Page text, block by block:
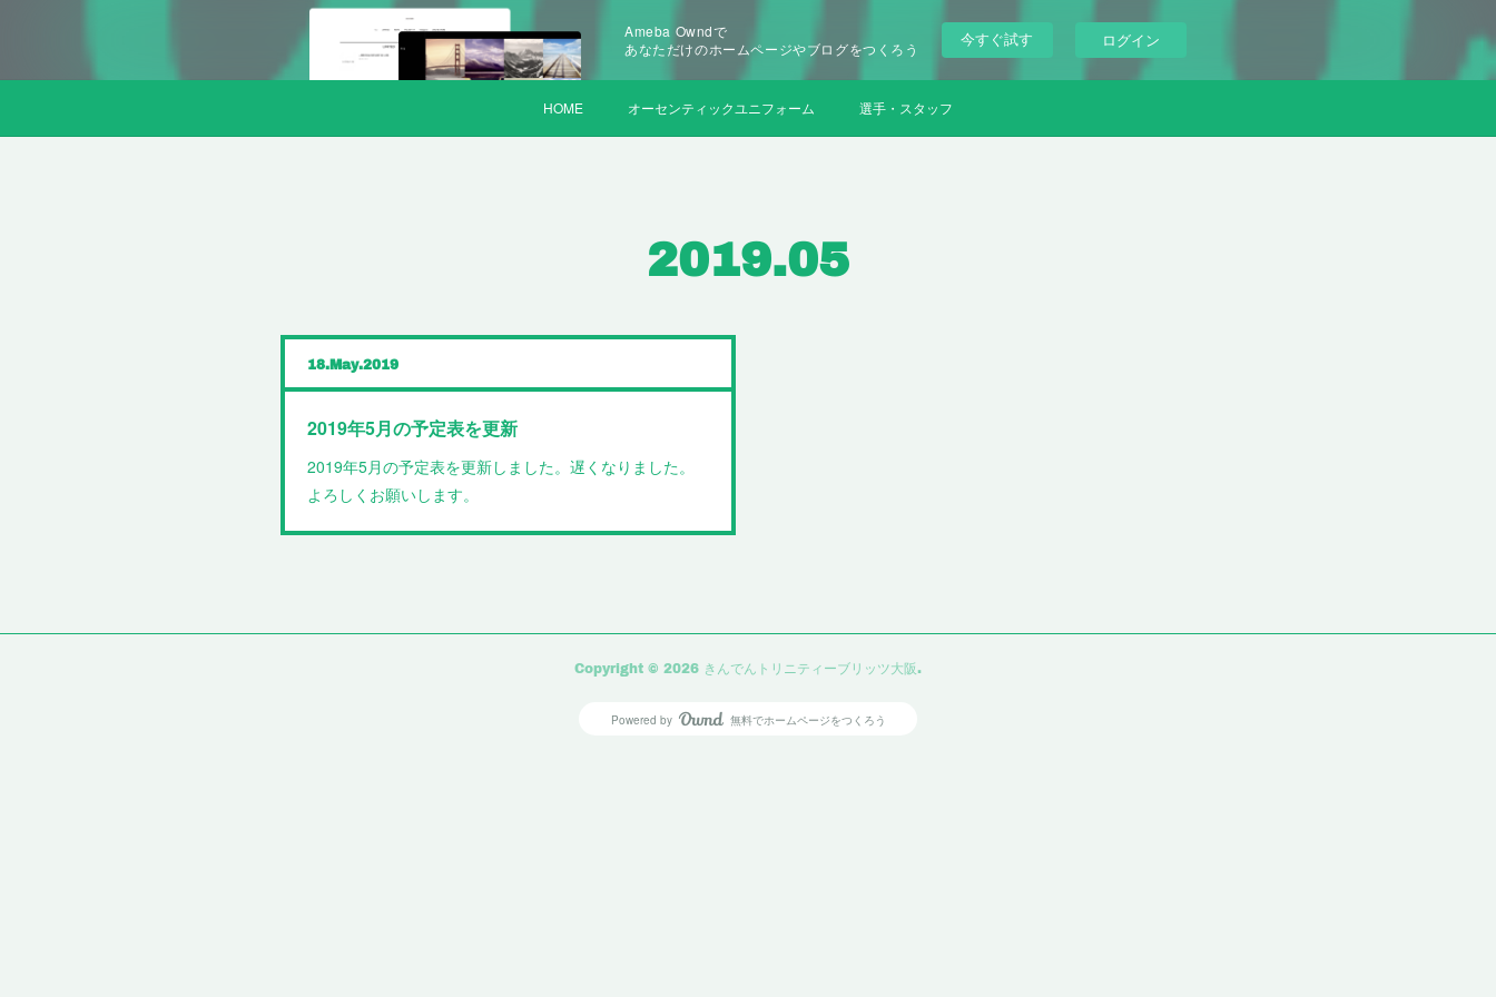
Ameba Owndで
あなただけのホームページやブログをつくろう
今すぐ試す ログイン
HOME オーセンティックユニフォーム 選手・スタッフ
2019.05
18 May 2019
2019年5月の予定表を更新
2019年5月の予定表を更新しました。遅くなりました。
よろしくお願いします。
Copyright © 2026 きんでんトリニティーブリッツ大阪.
Powered by AmebaOwnd
無料でホームページをつくろう